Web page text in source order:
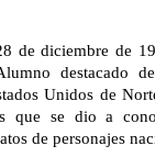
de diciembre de
destacado
Unidos de
que se dio a
de personajes